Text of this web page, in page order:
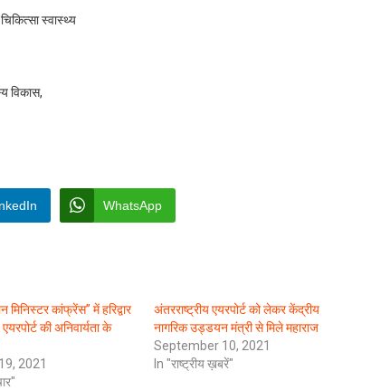
स्वास्थ्य
विकास,
WhatsApp
मिनिस्टर कांफ्रेंस” में हरिद्वार
की अनिवार्यता के
2021
अंतरराष्ट्रीय एयरपोर्ट को लेकर केंद्रीय
नागरिक उड्डयन मंत्री से मिले महाराज
September 10, 2021
In "राष्ट्रीय ख़बरें"